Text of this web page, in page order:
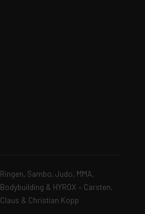
Ringen, Sambo, Judo, MMA,
Bodybuilding & HYROX – Carsten,
Claus & Christian Kopp